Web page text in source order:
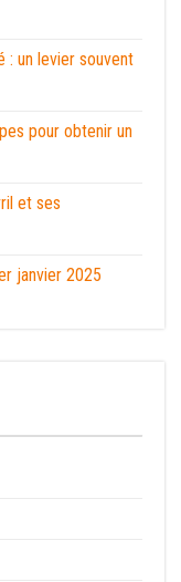
: un levier souvent
pour obtenir un
et ses
janvier 2025